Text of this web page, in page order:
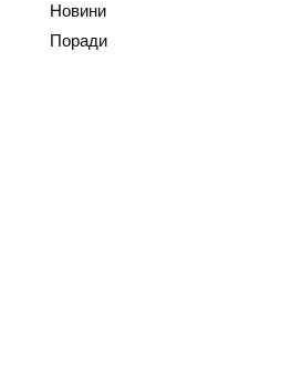
Новини
Поради